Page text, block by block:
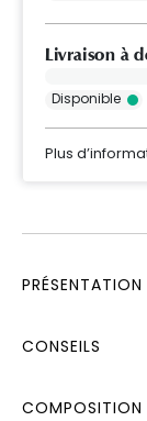
Livraison à
Disponible
Plus
PRÉSENTATION
CONSEILS
COMPOSITION